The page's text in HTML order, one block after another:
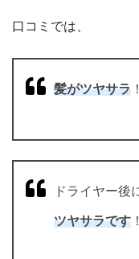
口コミでは、
髪がツヤサラ ！
ドライヤー後
ツヤサラです ！